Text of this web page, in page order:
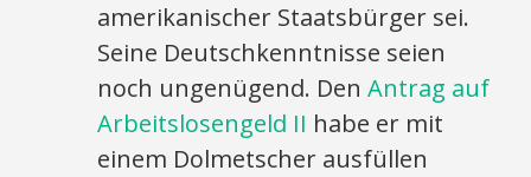
amerikanischer Staatsbürger sei.
Seine Deutschkenntnisse seien
noch ungenügend. DenAntrag auf
Arbeitslosengeld II habe er mit
einem Dolmetscher ausfüllen